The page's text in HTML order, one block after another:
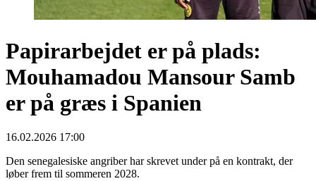
Papirarbejdet er på plads:
Mouhamadou Mansour Samb
er på græs i Spanien
16.02.2026 17:00
Den senegalesiske angriber har skrevet under på en kontrakt, der
løber frem til sommeren 2028.